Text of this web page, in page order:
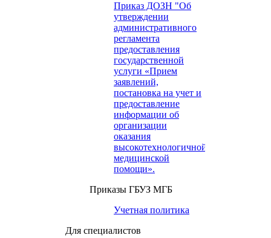
Приказ ДОЗН "Об
утверждении
административного
регламента
предоставления
государственной
услуги «Прием
заявлений,
постановка на учет и
предоставление
информации об
организации
оказания
высокотехнологичной
медицинской
помощи».
Приказы ГБУЗ МГБ
Учетная политика
Для специалистов